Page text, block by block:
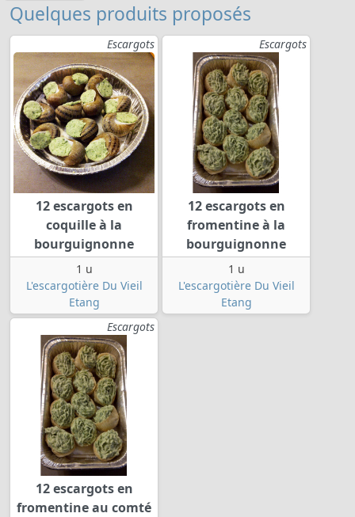
Quelques produits proposés
Escargots
12 escargots en
coquille à la
bourguignonne
1 u
L'escargotière Du Vieil
Etang
Escargots
12 escargots en
fromentine à la
bourguignonne
1 u
L'escargotière Du Vieil
Etang
Escargots
12 escargots en
fromentine au comté